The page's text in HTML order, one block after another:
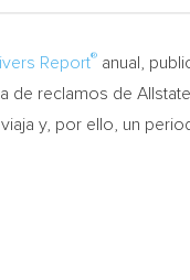
Report® anual,
de reclamos de
y, por ello, un